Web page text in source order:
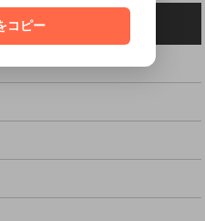
コピー